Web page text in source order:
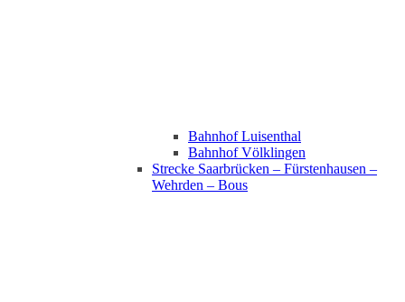
Bahnhof Luisenthal
Bahnhof Völklingen
Strecke Saarbrücken – Fürstenhausen –
Wehrden – Bous